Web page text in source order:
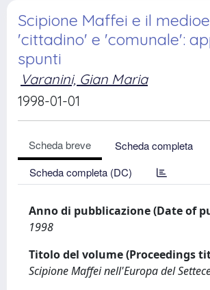
Scipione Maffei e il
'cittadino' e 'comunale':
spunti
Varanini, Gian Maria
1998-01-01
Scheda breve
Scheda completa
Scheda completa (DC)
Anno di pubblicazione (Date of
1998
Titolo del volume (Proceedings
Scipione Maffei nell'Europa del